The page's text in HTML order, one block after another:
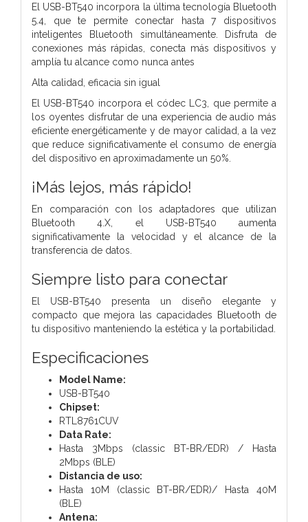
El USB-BT540 incorpora la última tecnología Bluetooth
5.4, que te permite conectar hasta 7 dispositivos
inteligentes Bluetooth simultáneamente. Disfruta de
conexiones más rápidas, conecta más dispositivos y
amplía tu alcance como nunca antes
Alta calidad, eficacia sin igual
El USB-BT540 incorpora el códec LC3, que permite a
los oyentes disfrutar de una experiencia de audio más
eficiente energéticamente y de mayor calidad, a la vez
que reduce significativamente el consumo de energía
del dispositivo en aproximadamente un 50%.
¡Más lejos, más rápido!
En comparación con los adaptadores que utilizan
Bluetooth 4.X, el USB-BT540 aumenta
significativamente la velocidad y el alcance de la
transferencia de datos.
Siempre listo para conectar
El USB-BT540 presenta un diseño elegante y
compacto que mejora las capacidades Bluetooth de
tu dispositivo manteniendo la estética y la portabilidad.
Especificaciones
Model Name:
USB-BT540
Chipset:
RTL8761CUV
Data Rate:
Hasta 3Mbps (classic BT-BR/EDR) / Hasta
2Mbps (BLE)
Distancia de uso:
Hasta 10M (classic BT-BR/EDR)/ Hasta 40M
(BLE)
Antena: